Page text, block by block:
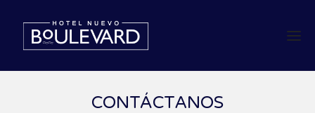
CONTÁCTANOS